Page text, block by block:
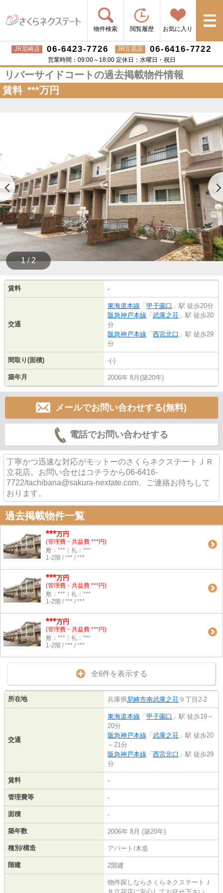
物件検索 閲覧履歴 お気に入り
JR尼崎店 06-6423-7726 JR立花店 06-6416-7722
営業時間：09:00～18:00 定休日：水曜日・祝日
リバーサイドコートの過去掲載物件情報
賃料 ***万円
1 / 2
賃料 -
交通
東海道本線 「 甲子園口 」駅 徒歩20分
阪急神戸本線 「 武庫之荘 」駅 徒歩20
分
阪急神戸本線 「 西宮北口 」駅 徒歩29
分
間取り(面積) -(-)
築年月 2006年 8月(築20年)
メールでお問い合わせする(無料)
電話でお問い合わせする
丁寧かつ迅速な対応がモットーのさくらネクステートＪＲ
立花店。お問い合せはコチラから06-6416-
7722/tachibana@sakura-nextate.com、ご連絡お待ちして
おります。
過去掲載物件一覧
***万円
(管理費・共益費 ***円)
敷：***｜礼：***
1-2階 / *** / ***
***万円
(管理費・共益費 ***円)
敷：***｜礼：***
1-2階 / *** / ***
***万円
(管理費・共益費 ***円)
敷：***｜礼：***
1-2階 / *** / ***
全6件を表示する
所在地 兵庫県 尼崎市南武庫之荘 ９丁目2-2
交通
東海道本線 「 甲子園口 」駅 徒歩19～
20分
阪急神戸本線 「 武庫之荘 」駅 徒歩20
～21分
阪急神戸本線 「 西宮北口 」駅 徒歩29
分
賃料 -
管理費等 -
面積 -
築年数 2006年 8月 (築20年)
種別/構造 アパート/木造
階建 2階建
物件探しならさくらネクステートＪ